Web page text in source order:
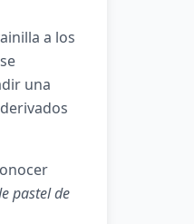
a los
una
pastel de